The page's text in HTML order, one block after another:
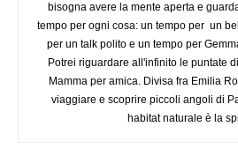
bisogna avere la mente aperta e
tempo per ogni cosa: un tempo per un
per un talk polito e un tempo per
Potrei riguardare all'infinito le puntate
Mamma per amica. Divisa fra Emilia
viaggiare e scoprire piccoli angoli di
habitat naturale è la